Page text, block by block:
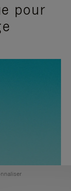
pour